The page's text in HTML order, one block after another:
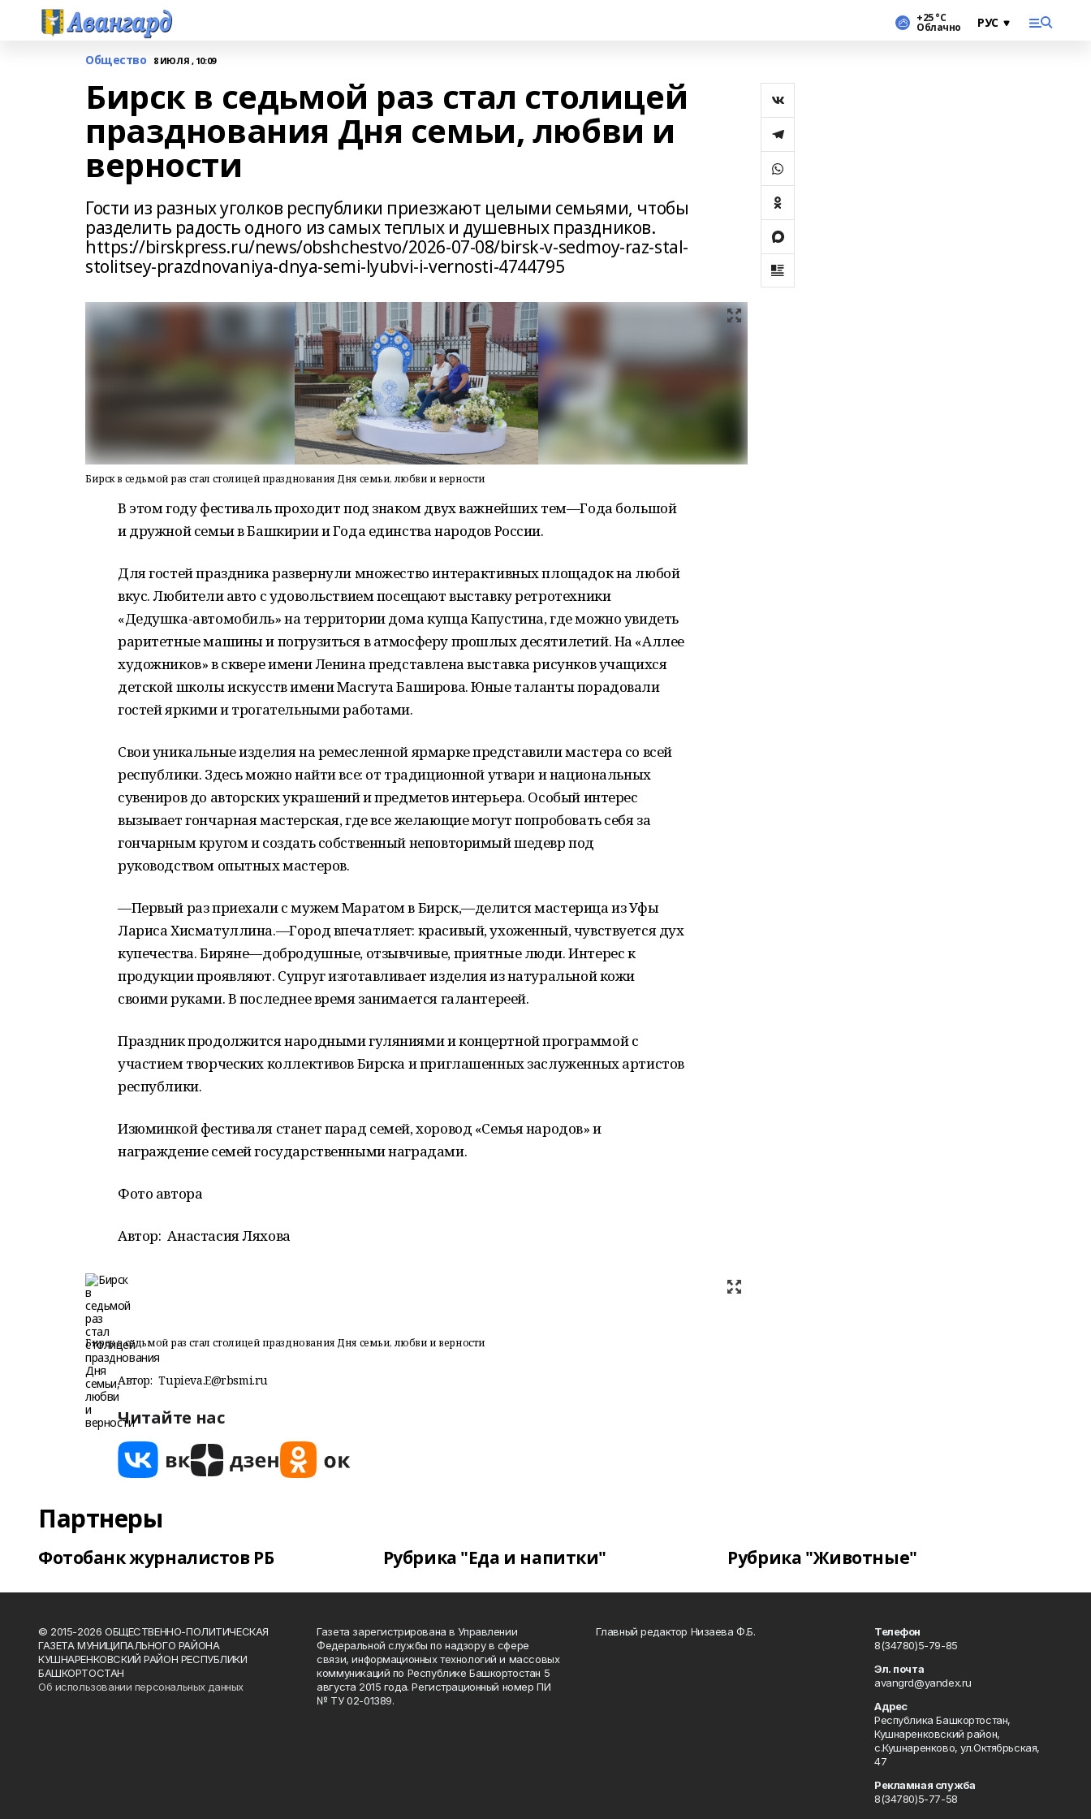
+25 °С
Облачно
Общество 8 ИЮЛЯ , 10:09
Бирск в седьмой раз стал столицей
празднования Дня семьи, любви и
верности
Гости из разных уголков республики приезжают целыми семьями, чтобы
разделить радость одного из самых теплых и душевных праздников.
https://birskpress.ru/news/obshchestvo/2026-07-08/birsk-v-sedmoy-raz-stal-
stolitsey-prazdnovaniya-dnya-semi-lyubvi-i-vernosti-4744795
Бирск в седьмой раз стал столицей празднования Дня семьи, любви и верности
В этом году фестиваль проходит под знаком двух важнейших тем—Года большой
и дружной семьи в Башкирии и Года единства народов России.
Для гостей праздника развернули множество интерактивных площадок на любой
вкус. Любители авто с удовольствием посещают выставку ретротехники
«Дедушка-автомобиль» на территории дома купца Капустина, где можно увидеть
раритетные машины и погрузиться в атмосферу прошлых десятилетий. На «Аллее
художников» в сквере имени Ленина представлена выставка рисунков учащихся
детской школы искусств имени Масгута Баширова. Юные таланты порадовали
гостей яркими и трогательными работами.
Свои уникальные изделия на ремесленной ярмарке представили мастера со всей
республики. Здесь можно найти все: от традиционной утвари и национальных
сувениров до авторских украшений и предметов интерьера. Особый интерес
вызывает гончарная мастерская, где все желающие могут попробовать себя за
гончарным кругом и создать собственный неповторимый шедевр под
руководством опытных мастеров.
—Первый раз приехали с мужем Маратом в Бирск,—делится мастерица из Уфы
Лариса Хисматуллина.—Город впечатляет: красивый, ухоженный, чувствуется дух
купечества. Биряне—добродушные, отзывчивые, приятные люди. Интерес к
продукции проявляют. Супруг изготавливает изделия из натуральной кожи
своими руками. В последнее время занимается галантереей.
Праздник продолжится народными гуляниями и концертной программой с
участием творческих коллективов Бирска и приглашенных заслуженных артистов
республики.
Изюминкой фестиваля станет парад семей, хоровод «Семья народов» и
награждение семей государственными наградами.
Фото автора
Автор: Анастасия Ляхова
Бирск в седьмой раз стал столицей празднования Дня семьи, любви и верности
Автор: Tupieva.E@rbsmi.ru
Читайте нас
Партнеры
Фотобанк журналистов РБ Рубрика "Еда и напитки" Рубрика "Животные"
© 2015-2026 ОБЩЕСТВЕННО-ПОЛИТИЧЕСКАЯ
ГАЗЕТА МУНИЦИПАЛЬНОГО РАЙОНА
КУШНАРЕНКОВСКИЙ РАЙОН РЕСПУБЛИКИ
БАШКОРТОСТАН
Об использовании персональных данных
Газета зарегистрирована в Управлении
Федеральной службы по надзору в сфере
связи, информационных технологий и массовых
коммуникаций по Республике Башкортостан 5
августа 2015 года. Регистрационный номер ПИ
№ ТУ 02-01389.
Главный редактор Низаева Ф.Б.
Телефон
8(34780)5-79-85
Эл. почта
avangrd@yandex.ru
Адрес
Республика Башкортостан,
Кушнаренковский район,
с.Кушнаренково, ул.Октябрьская,
47
Рекламная служба
8(34780)5-77-58